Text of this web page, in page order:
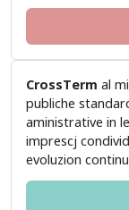
CrossTerm al
publiche
aministrative in
imprescj
evoluzion